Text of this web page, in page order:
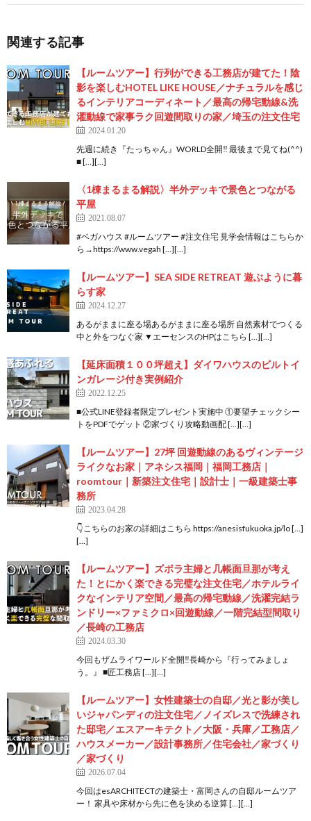
関連する記事
【ルームツアー】行列ができる工務店が建てた！陰
影を楽しむHOTEL LIKE HOUSE／ナチュラルを感じ
るインテリアコーディネート／最高の帰宅動線&洗
濯動線で家事ラク回遊間取りの家／埼玉の注文住宅
2024.01.20
先週に続き『たっちゃん』WORLD全開‼️ 最後まで見てね(^^)
■ […][…]
〈1棟まるまる解説〉半外デッキで景色とつながる
平屋
2021.08.07
#ベガハウス #ルームツアー #注文住宅 見学会情報はこちらか
ら→https://www.vegah […][…]
【ルームツアー】SEA SIDE RETREAT 遊ぶように暮
らす家
2024.12.27
あるがままに座る場あるがままに座る場所 自然素材でつくる
中と外をつなぐ家 ▼エーセンスのHPはこちら […][…]
【延床面積１００坪超え】ダイワハウスのビルトイ
ンガレージ付き実例紹介
2022.12.25
■公式LINE登録者限定プレゼント実施中 ①要望チェックシー
トをPDFでゲット ②家づくり攻略動画配 […][…]
【ルームツアー】27坪 回遊動線のあるヴィンテージ
ライクなお家｜アネシス福岡｜福岡工務店｜
roomtour｜新築注文住宅｜設計士｜一級建築士事
務所
2023.04.28
👇こちらのお家の詳細はこちら https://anesisfukuoka.jp/lo […]
[…]
【ルームツアー】ズボラ主婦と几帳面旦那が考え
た！とにかく楽できる完璧な注文住宅／ホテルライ
クなインテリア空間／最高の帰宅動線／洗濯完結ラ
ンドリー×ファミクロ×回遊動線／一階完結型間取り
／長崎の工務店
2024.03.30
今回もザムライワールド全開‼️長崎から『行ってみましょ
う。』 ■匠工務店 […][…]
【ルームツアー】女性建築士の自邸／光と影が美し
いジャパンディの注文住宅／ノイズレスで洗練され
た邸宅／エスアーキテクト／大阪・兵庫／工務店／
ハウスメーカー／設計事務所／住宅会社／家づくり
／家づくり
2026.07.04
今回はesARCHITECTの建築士・富岡さんの自邸ルームツア
ー！ 家具や床材から先に色を決める逆算 […][…]